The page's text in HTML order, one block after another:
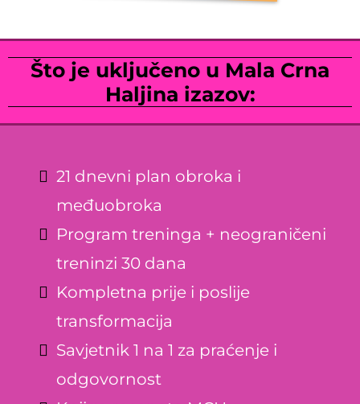
Što je uključeno u Mala Crna
Haljina izazov:
21 dnevni plan obroka i
međuobroka
Program treninga + neograničeni
treninzi 30 dana
Kompletna prije i poslije
transformacija
Savjetnik 1 na 1 za praćenje i
odgovornost